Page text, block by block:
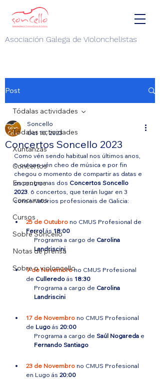
Asociación Galega de Violonchelistas
Post
Tódalas actividades
Xuntanzas
Concertos
Encontros
Concursos
Cursos
Sobre Soncello
Notas de prensa
Sobre o violoncello
Tódalas actividades
Concertos Soncello 2023
Soncello
Oct 10, 2023
Como vén sendo habitual nos últimos anos,
o outono vén cheo de música e por fin
chegou o momento de compartir as datas e
os programas dos Concertos Soncello
2023. 6 concertos, que terán lugar en 3
conservatorios profesionais de Galicia:
25 de Outubro no CMUS Profesional de
Ferrol ás 18:00
Programa a cargo de Carolina
Landriscini
9 de Novembro no CMUS Profesional
de Culleredo ás 18:30
Programa a cargo de Carolina
Landriscini
17 de Novembro no CMUS Profesional
de Lugo ás 20:00
Programa a cargo de Saúl Nogareda e
Fernando Santiago
23 de Novembro no CMUS Profesional
en Lugo ás 20:00